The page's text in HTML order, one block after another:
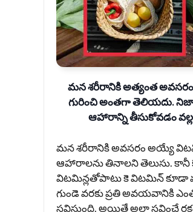
మ‌న శ‌రీరానికి అత్యంత
గురించి అంత‌గా తెలియ‌దు.
ఆహారాన్ని తీసుకోవ‌డం
మ‌న శ‌రీరానికి అవ‌స‌రం అయ్యే
ఆహారాల‌ను తినాల‌ని తెలుసు.
విట‌మిన్ల‌తోపాటు కె విట‌మిన్ కూడా
గుండె వ‌ర‌కు ప్ర‌తి అవ‌య‌వానికి
స్ర‌విస్తుంది. అయితే అలా స్ర‌వించే